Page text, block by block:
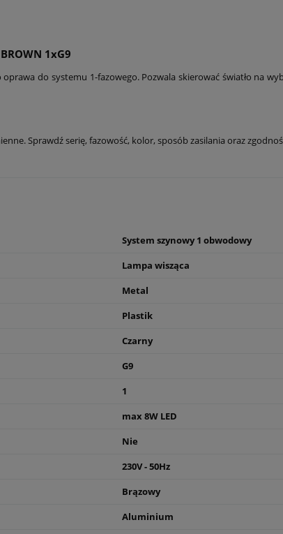
1xG9
do systemu 1-fazowego. Pozwala skierować światło na
Sprawdź serię, fazowość, kolor, sposób zasilania oraz
System szynowy 1 obwodowy
Lampa wisząca
Metal
Plastik
Czarny
G9
1
max 8W LED
Nie
230V - 50Hz
Brązowy
Aluminium